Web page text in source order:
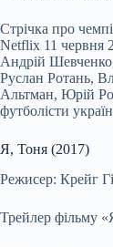
Стрічка про
Netflix 11 червня
Андрій
Руслан Ротань,
Альтман, Юрій
футболісти
Я, Тоня (2017)
Режисер: Крейг
Трейлер фільму